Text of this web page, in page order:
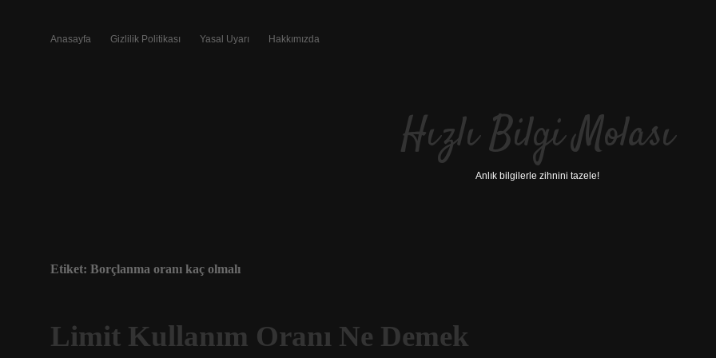
Anasayfa Gizlilik Politikası Yasal Uyarı Hakkımızda
Hızlı Bilgi Molası
Anlık bilgilerle zihnini tazele!
Etiket: Borçlanma oranı kaç olmalı
Limit Kullanım Oranı Ne Demek